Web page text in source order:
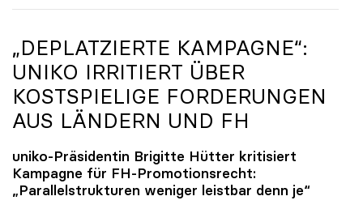
„DEPLATZIERTE KAMPAGNE“:
UNIKO IRRITIERT ÜBER
KOSTSPIELIGE FORDERUNGEN
AUS LÄNDERN UND FH
uniko-Präsidentin Brigitte Hütter kritisiert
Kampagne für FH-Promotionsrecht:
„Parallelstrukturen weniger leistbar denn je“